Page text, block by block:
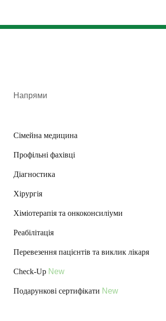
Напрями
Сімейна медицина
Профільні фахівці
Діагностика
Хірургія
Хіміотерапія та онкоконсиліуми
Реабілітація
Перевезення пацієнтів та виклик лікаря
Check-Up New
Подарункові сертифікати New